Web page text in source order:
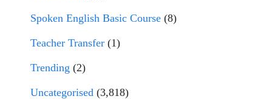
Spoken English Basic Course (8)
Teacher Transfer (1)
Trending (2)
Uncategorised (3,818)